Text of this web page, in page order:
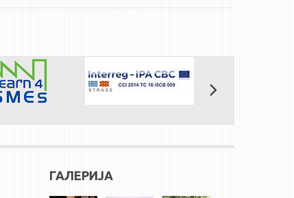
ГАЛЕРИЈА